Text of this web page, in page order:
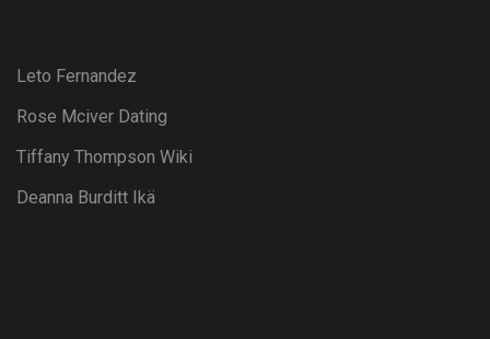
Leto Fernandez
Rose Mciver Dating
Tiffany Thompson Wiki
Deanna Burditt Ikä